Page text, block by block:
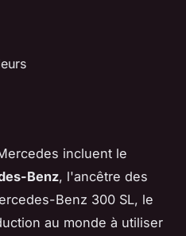
incluent le
Benz, l'ancêtre des
Benz 300 SL, le
au monde à utiliser